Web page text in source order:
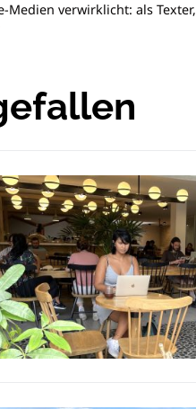
verwirklicht: als Texter,